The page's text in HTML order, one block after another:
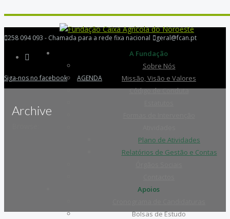
258 094 093 - Chamada para a rede fixa nacional geral@fcan.pt
Siga-nos no facebook AGENDA
A Fundação
Sobre Nós
Missão, Visão e Valores
Código de Conduta
Plano de Atividades
Relatórios de Gestão e Contas
Apoios
Bolsas de Estudo
Archive